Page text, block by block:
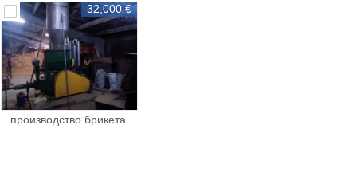
32,000 €
производство брикета